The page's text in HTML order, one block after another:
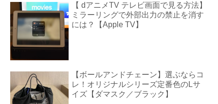
【 dアニメTV テレビ画面で見る方法】
ミラーリングで外部出力の禁止を消す
には？【Apple TV】
【ボールアンドチェーン】選ぶならコ
レ！オリジナルシリーズ定番色のLサ
イズ【ダマスク／ブラック】